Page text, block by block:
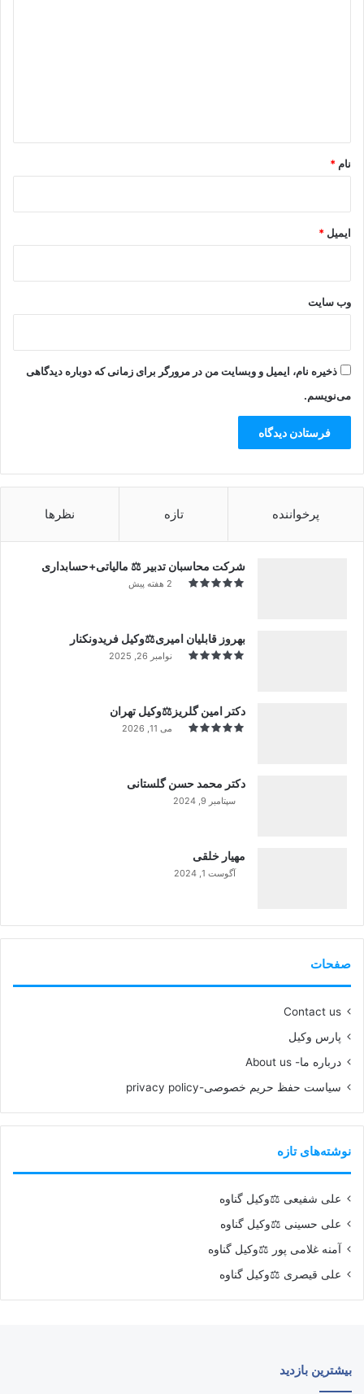
نام *
ایمیل *
وب‌ سایت
ذخیره نام، ایمیل و وبسایت من در مرورگر برای زمانی که دوباره دیدگاهی
می‌نویسم.
پرخواننده تازه نظرها
شرکت محاسبان تدبیر ⚖️ مالیاتی+حسابداری
2 هفته پیش
بهروز قابلیان امیری⚖️وکیل فریدونکنار
نوامبر 26, 2025
دکتر امین گلریز⚖️وکیل تهران
می 11, 2026
دکتر محمد حسن گلستانی
سپتامبر 9, 2024
مهیار خلقی
آگوست 1, 2024
صفحات
Contact us
پارس وکیل
درباره ما- About us
سیاست حفظ حریم خصوصی-privacy policy
نوشته‌های تازه
علی شفیعی ⚖️وکیل گناوه
علی حسینی ⚖️وکیل گناوه
آمنه غلامی پور ⚖️وکیل گناوه
علی قیصری ⚖️وکیل گناوه
بیشترین بازدید